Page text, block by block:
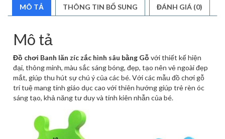
lượngMÔ TẢ THÔNG TIN BỔ SUNG ĐÁNH GIÁ (0)
Mô tả
Đồ chơi Banh lăn zíc zắc hình sâu bằng Gỗ với thiết kế hiện
đại, thông minh, màu sắc sáng bóng, đẹp, tạo nên vẻ ngoài đẹp
mắt, giúp thu hút sự chú ý của các bé. Với các mẫu đồ chơi gỗ
trí tuệ mang tính giáo dục cao với thiên hướng giúp trẻ rèn óc
sáng tạo, khả năng tư duy và tính kiên nhẫn của bé.